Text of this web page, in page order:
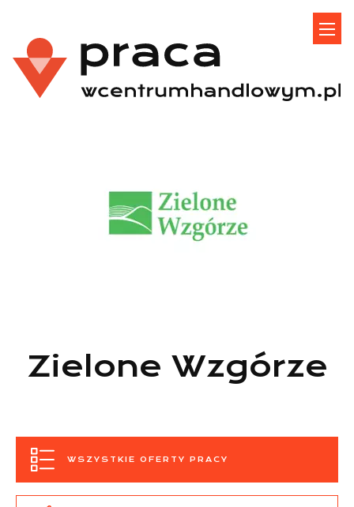
Zielone Wzgórze
WSZYSTKIE OFERTY PRACY